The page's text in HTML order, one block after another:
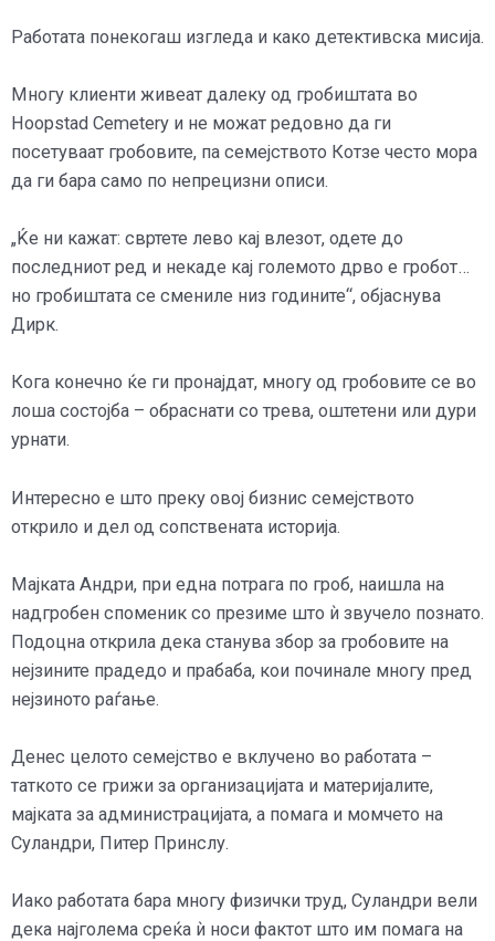
Работата понекогаш изгледа и како детективска мисија.
Многу клиенти живеат далеку од гробиштата во
Hoopstad Cemetery и не можат редовно да ги
посетуваат гробовите, па семејството Котзе често мора
да ги бара само по непрецизни описи.
„Ќе ни кажат: свртете лево кај влезот, одете до
последниот ред и некаде кај големото дрво е гробот…
но гробиштата се смениле низ годините“, објаснува
Дирк.
Кога конечно ќе ги пронајдат, многу од гробовите се во
лоша состојба – обраснати со трева, оштетени или дури
урнати.
Интересно е што преку овој бизнис семејството
открило и дел од сопствената историја.
Мајката Андри, при една потрага по гроб, наишла на
надгробен споменик со презиме што ѝ звучело познато.
Подоцна открила дека станува збор за гробовите на
нејзините прадедо и прабаба, кои починале многу пред
нејзиното раѓање.
Денес целото семејство е вклучено во работата –
таткото се грижи за организацијата и материјалите,
мајката за администрацијата, а помага и момчето на
Суландри, Питер Принслу.
Иако работата бара многу физички труд, Суландри вели
дека најголема среќа ѝ носи фактот што им помага на